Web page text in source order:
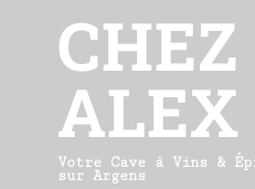
CHEZ
ALEX
Votre Cave à Vins &
sur Argens